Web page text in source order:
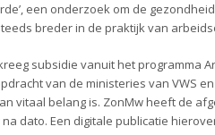
een onderzoek om de
breder in de praktijk van
subsidie vanuit het programma
van de ministeries van VWS
vitaal belang is. ZonMw heeft de
dato. Een digitale publicatie